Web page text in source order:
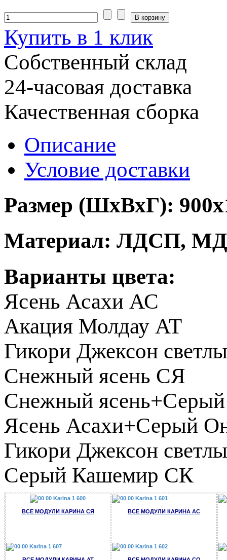
Купить в 1 клик
Собственный склад
24-часовая доставка
Качественная сборка
Описание
Условие доставки
Размер (ШхВхГ):
Материал: ЛДСП,
Варианты цвета:
Ясень Асахи АС
Акация Молдау АТ
Гикори Джексон
Снежный ясень СЯ
Снежный
Ясень Асахи+Серый
Гикори Джексон
Серый Кашемир СК
ВСЕ МОДУЛИ КАРИНА СЯ ВСЕ МОДУЛИ КАРИНА АС